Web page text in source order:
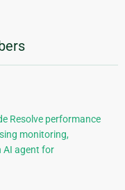
Resolve performance
monitoring,
AI agent for